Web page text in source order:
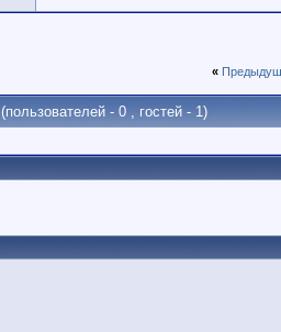
«
(пользователей - 0 , гостей - 1)